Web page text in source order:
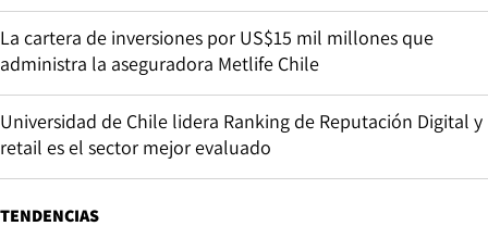
La cartera de inversiones por US$15 mil millones que
administra la aseguradora Metlife Chile
Universidad de Chile lidera Ranking de Reputación Digital y
retail es el sector mejor evaluado
TENDENCIAS